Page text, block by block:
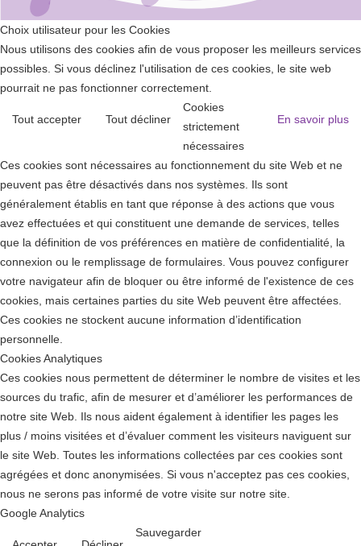
Choix utilisateur pour les Cookies
Nous utilisons des cookies afin de vous proposer les meilleurs services
possibles. Si vous déclinez l'utilisation de ces cookies, le site web
pourrait ne pas fonctionner correctement.
Tout accepter Tout décliner En savoir plus
Cookies
strictement
nécessaires
Ces cookies sont nécessaires au fonctionnement du site Web et ne
peuvent pas être désactivés dans nos systèmes. Ils sont
généralement établis en tant que réponse à des actions que vous
avez effectuées et qui constituent une demande de services, telles
que la définition de vos préférences en matière de confidentialité, la
connexion ou le remplissage de formulaires. Vous pouvez configurer
votre navigateur afin de bloquer ou être informé de l'existence de ces
cookies, mais certaines parties du site Web peuvent être affectées.
Ces cookies ne stockent aucune information d’identification
personnelle.
Cookies Analytiques
Ces cookies nous permettent de déterminer le nombre de visites et les
sources du trafic, afin de mesurer et d’améliorer les performances de
notre site Web. Ils nous aident également à identifier les pages les
plus / moins visitées et d’évaluer comment les visiteurs naviguent sur
le site Web. Toutes les informations collectées par ces cookies sont
agrégées et donc anonymisées. Si vous n'acceptez pas ces cookies,
nous ne serons pas informé de votre visite sur notre site.
Google Analytics
Sauvegarder